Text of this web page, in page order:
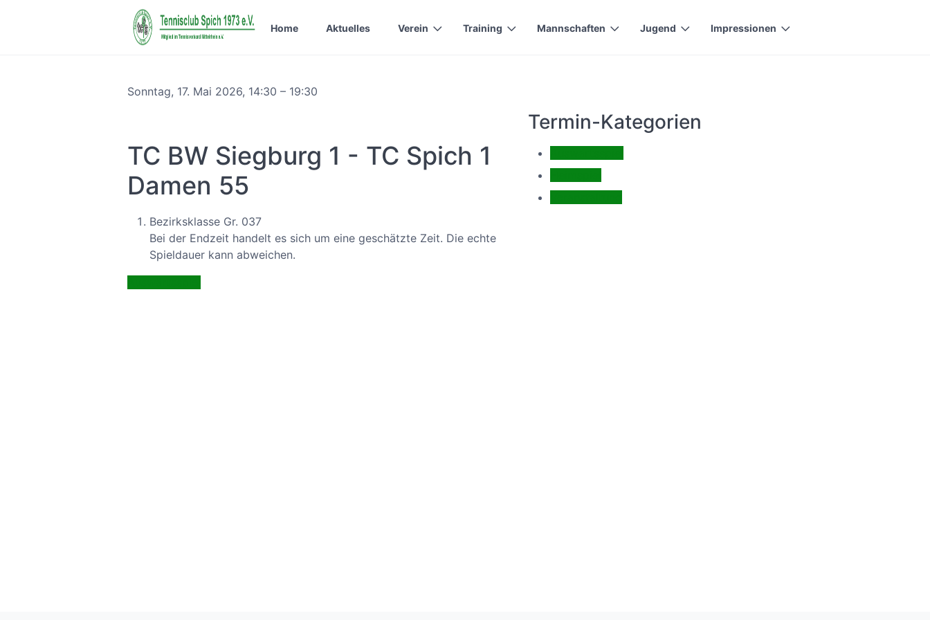
Home Aktuelles Verein Training Mannschaften Jugend Impressionen
Sonntag, 17. Mai 2026, 14:30 – 19:30
TC BW Siegburg 1 - TC Spich 1
Damen 55
Bezirksklasse Gr. 037
Bei der Endzeit handelt es sich um eine geschätzte Zeit. Die echte
Spieldauer kann abweichen.
Termin-Kategorien